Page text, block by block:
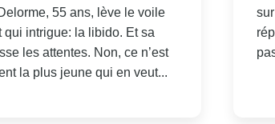
55 ans, lève le voile
qui intrigue: la libido. Et sa
les attentes. Non, ce n’est
la plus jeune qui en veut...